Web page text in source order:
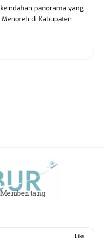
panorama yang
di Kabupaten
Like